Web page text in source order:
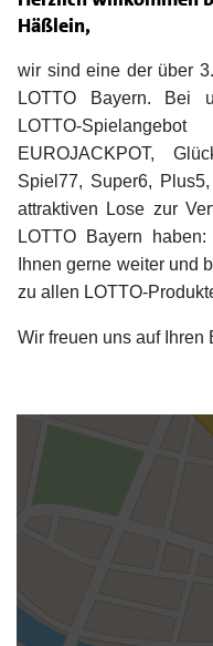
Häßlein,
wir sind eine der über
LOTTO Bayern. Bei
LOTTO-
EUROJACKPOT,
Spiel77, Super6,
attraktiven Lose zur
LOTTO Bayern
Ihnen gerne weiter und
zu allen LOTTO-
Wir freuen uns auf Ihren